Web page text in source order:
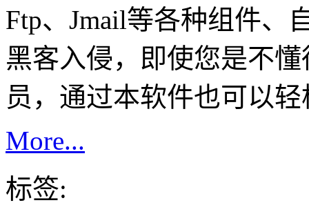
Ftp、Jmail等各种组件、
黑客入侵，即使您是不
员，通过本软件也可以
More...
标签: